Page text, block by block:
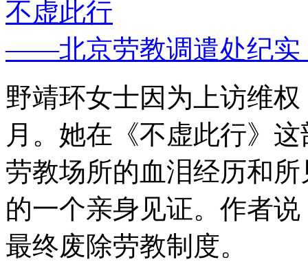
不虚此行
——北京劳教调遣处纪实
野靖环女士因为上访维
月。她在《不虚此行》
劳教场所的血泪经历和
的一个亲身见证。作者
最终废除劳教制度。